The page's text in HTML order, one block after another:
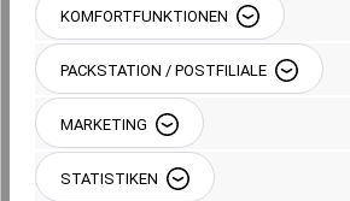
RAM MOUNTS AUFBAU-SET -
BASISPLATTE (AMPS),
VERBINDUNGSARM, C-KUGEL
KOMFORTFUNKTIONEN
PACKSTATION / POSTFILIALE
MARKETING
STATISTIKEN